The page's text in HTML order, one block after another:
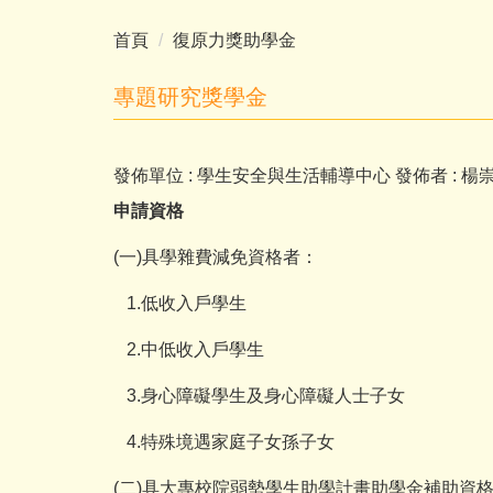
首頁 復原力獎助學金
專題研究獎學金
發佈單位 : 學生安全與生活輔導中心 發佈者 : 楊
申請資格
(一)具學雜費減免資格者：
1.低收入戶學生
2.中低收入戶學生
3.身心障礙學生及身心障礙人士子女
4.特殊境遇家庭子女孫子女
(二)具大專校院弱勢學生助學計畫助學金補助資